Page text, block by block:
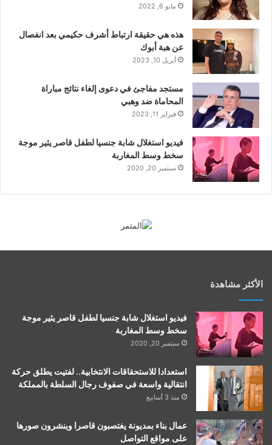
مايو 6, 2022
هذه هي حقيقة ارتباط أشرف حكيمي بعد انفصال
عن هبة أبوك
أبريل 10, 2023
مستجد مفاجئ في دعوى إلغاء نتائج مباراة
المحاماة ضد وهبي
فبراير 11, 2023
فيديو استغلال شابة جنسيا لطفل قاصر يثير موجة
سخط وسط المغاربة
سبتمبر 20, 2020
الأكثر مشاهدة
فيديو استغلال شابة جنسيا لطفل قاصر يثير موجة
سخط وسط المغاربة
سبتمبر 20, 2020
استعدادا للاستحقاقات الانتخابية.. لفتيت يطلق حركة
انتقالية واسعة في صفوف رجال السلطة بالمملكة
منذ 3 أسابيع
عمال بناء بمديونة يغتصبون قاصرا وينشرون صورها
على مواقع التواصل